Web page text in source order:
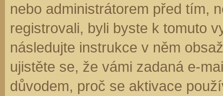
nebo administrátorem před tím,
registrovali, byli byste k tomuto
následujte instrukce v něm
ujistěte se, že vámi zadaná e-
důvodem, proč se aktivace